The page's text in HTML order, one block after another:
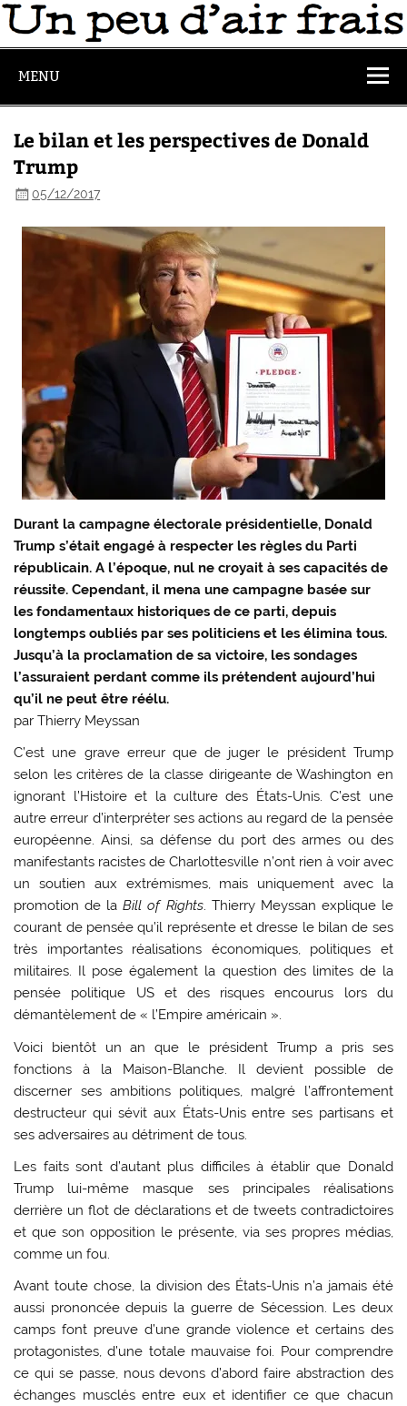
MENU
Le bilan et les perspectives de Donald
Trump
05/12/2017
Durant la campagne électorale présidentielle, Donald
Trump s’était engagé à respecter les règles du Parti
républicain. A l’époque, nul ne croyait à ses capacités de
réussite. Cependant, il mena une campagne basée sur
les fondamentaux historiques de ce parti, depuis
longtemps oubliés par ses politiciens et les élimina tous.
Jusqu’à la proclamation de sa victoire, les sondages
l’assuraient perdant comme ils prétendent aujourd’hui
qu’il ne peut être réélu.
parThierry Meyssan
C’est une grave erreur que de juger le président Trump
selon les critères de la classe dirigeante de Washington en
ignorant l’Histoire et la culture des États-Unis. C’est une
autre erreur d’interpréter ses actions au regard de la pensée
européenne. Ainsi, sa défense du port des armes ou des
manifestants racistes de Charlottesville n’ont rien à voir avec
un soutien aux extrémismes, mais uniquement avec la
promotion de laBill of Rights. Thierry Meyssan explique le
courant de pensée qu’il représente et dresse le bilan de ses
très importantes réalisations économiques, politiques et
militaires. Il pose également la question des limites de la
pensée politique US et des risques encourus lors du
démantèlement de « l’Empire américain ».
Voici bientôt un an que le président Trump a pris ses
fonctions à la Maison-Blanche. Il devient possible de
discerner ses ambitions politiques, malgré l’affrontement
destructeur qui sévit aux États-Unis entre ses partisans et
ses adversaires au détriment de tous.
Les faits sont d’autant plus difficiles à établir que Donald
Trump lui-même masque ses principales réalisations
derrière un flot de déclarations et de tweets contradictoires
et que son opposition le présente, via ses propres médias,
comme un fou.
Avant toute chose, la division des États-Unis n’a jamais été
aussi prononcée depuis la guerre de Sécession. Les deux
camps font preuve d’une grande violence et certains des
protagonistes, d’une totale mauvaise foi. Pour comprendre
ce qui se passe, nous devons d’abord faire abstraction des
échanges musclés entre eux et identifier ce que chacun